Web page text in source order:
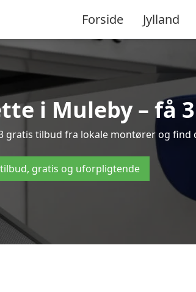
Forside Jylland
i Muleby – få
gratis tilbud fra lokale montører og
tilbud, gratis og uforpligtende